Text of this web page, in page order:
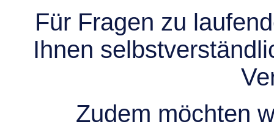
Für Fragen zu
Ihnen
Zudem möchten